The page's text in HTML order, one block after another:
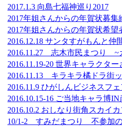
2017.1.3 向島七福神巡り2017
2017年姐さんからの年賀状募集
2017年姐さんからの年賀状希
2016.12.18 サンタすがもんと仲
2016.11.27 志木市民まつり ~
2016.11.19-20 世界キャラクタ
2016.11.13 キラキラ橘ドラ街
2016.11.9 ひがしんビジネスフェ
2016.10.15-16 ご当地キャラ博IN
2016.10.2 おしなり街角スカイカ
10/1-2 すみだまつり 不参加